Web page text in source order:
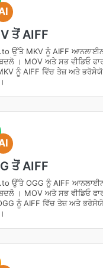
ਤੋਂ AIFF
ਉੱਤੇ MKV ਨੂੰ AIFF
। MOV ਅਤੇ ਸਭ ਵੀਡਿਓ
ਨੂੰ AIFF ਵਿੱਚ ਤੇਜ਼ ਅਤੇ
ਤੋਂ AIFF
ਉੱਤੇ OGG ਨੂੰ AIFF
। MOV ਅਤੇ ਸਭ ਵੀਡਿਓ
ਨੂੰ AIFF ਵਿੱਚ ਤੇਜ਼ ਅਤੇ